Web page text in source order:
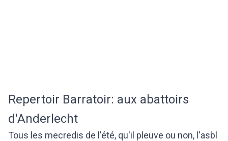
Repertoir Barratoir: aux abattoirs
d'Anderlecht
Tous les mecredis de l'été, qu'il pleuve ou non, l'asbl